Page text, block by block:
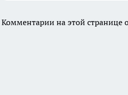
Комментарии на этой странице